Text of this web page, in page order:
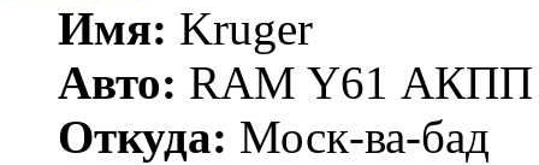
Имя: Kruger
Авто: RAM Y61 АКПП
Откуда: Моск-ва-бад